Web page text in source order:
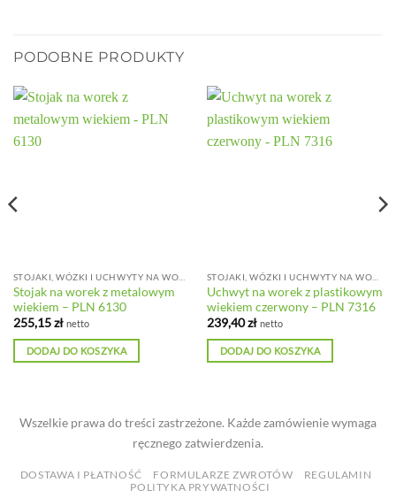
PODOBNE PRODUKTY
Stojak na worek z metalowym
wiekiem – PLN 6130
255,15zł netto
DODAJ DO KOSZYKA
Uchwyt na worek z plastikowym
wiekiem czerwony – PLN 7316
239,40zł netto
DODAJ DO KOSZYKA
Wszelkie prawa do treści zastrzeżone. Każde zamówienie wymaga
ręcznego zatwierdzenia.
DOSTAWA I PŁATNOŚĆ FORMULARZE ZWROTÓW
REGULAMIN
POLITYKA PRYWATNOŚCI